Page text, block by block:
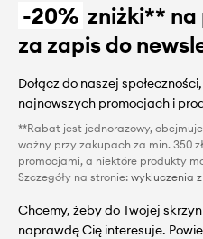
-20% zniżki** na
za zapis do
Dołącz do naszej
najnowszych promocjach i
**Rabat jest jednorazowy,
ważny przy zakupach za min. 350
promocjami, a niektóre produkty
Szczegóły na stronie: wykluczenia
Chcemy, żeby do Twojej
naprawdę Cię interesuje.